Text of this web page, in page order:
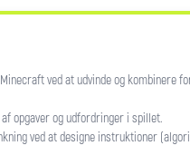
ved at udvinde og kombinere
opgaver og udfordringer i spillet.
ved at designe instruktioner